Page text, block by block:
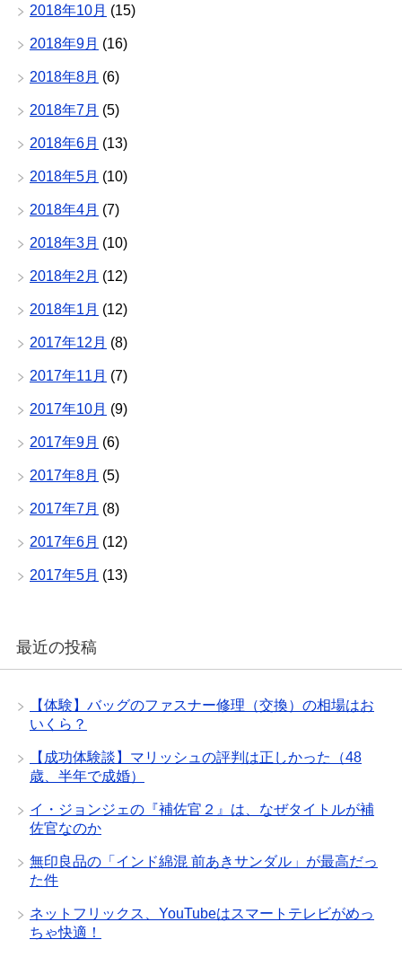
2018年10月 (15)
2018年9月 (16)
2018年8月 (6)
2018年7月 (5)
2018年6月 (13)
2018年5月 (10)
2018年4月 (7)
2018年3月 (10)
2018年2月 (12)
2018年1月 (12)
2017年12月 (8)
2017年11月 (7)
2017年10月 (9)
2017年9月 (6)
2017年8月 (5)
2017年7月 (8)
2017年6月 (12)
2017年5月 (13)
最近の投稿
【体験】バッグのファスナー修理（交換）の相場はお
いくら？
【成功体験談】マリッシュの評判は正しかった（48
歳、半年で成婚）
イ・ジョンジェの『補佐官２』は、なぜタイトルが補
佐官なのか
無印良品の「インド綿混 前あきサンダル」が最高だっ
た件
ネットフリックス、YouTubeはスマートテレビがめっ
ちゃ快適！